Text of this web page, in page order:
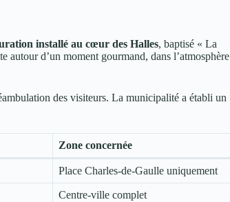
installé au cœur des Halles, baptisé « La
d’un moment gourmand, dans l’atmosphère
des visiteurs. La municipalité a établi un
Zone concernée
Place Charles-de-Gaulle uniquement
Centre-ville complet